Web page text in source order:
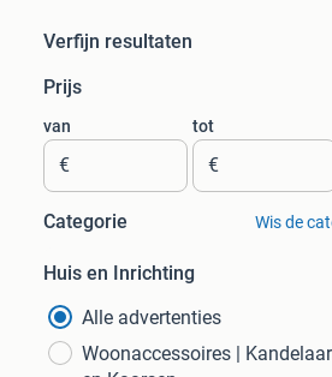
Verfijn resultaten
Prijs
van
€
tot
€
Categorie Wis de
Huis en Inrichting
Alle advertenties
Woonaccessoires |